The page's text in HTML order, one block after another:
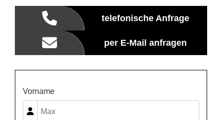
telefonische Anfrage
per E-Mail anfragen
Vorname